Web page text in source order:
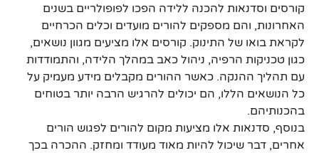
קורסים וסדנאות להכנה ללידה הפכו לפופולריים בשנים
האחרונות, והם מספקים להורים מועדים וכלים הכרחיים
לקראת בואו של התינוק. קורסים אלו מציעים מגוון נושאים,
כגון טכניקות הרפיה, ניהול כאב במהלך הלידה, והתמודדות
עם תהליך ההנקה. כאשר ההורים מקבלים מידע מעמיק על
כל הנושאים הללו, הם יכולים להרגיש הרבה יותר בטוחים
בהכנותיהם.
בנוסף, סדנאות אלו מציעות מקום להורים לפגוש הורים
אחרים, דבר שיכול להיות מאוד מעודד ומחזק. ההכרה בכך